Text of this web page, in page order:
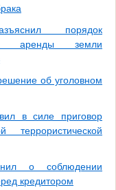
порядок
аренды земли
об уголовном
в силе приговор
террористической
о соблюдении
кредитором